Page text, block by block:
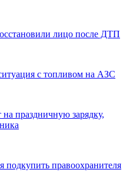
лицо после ДТП
с топливом на АЗС
праздничную зарядку,
подкупить правоохранителя